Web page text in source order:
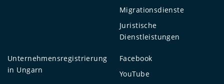
Migrationsdienste
Juristische
Dienstleistungen
Unternehmensregistrierung
in Ungarn
Facebook
YouTube